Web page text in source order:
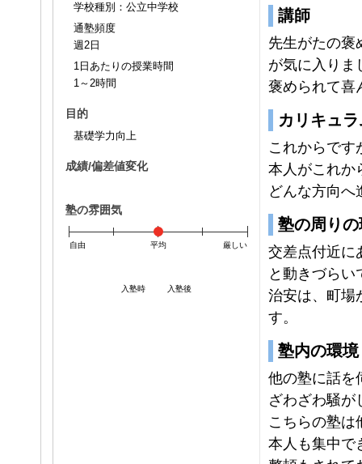
学校種別：公立中学校
通塾頻度
週2日
1日あたりの授業時間
1～2時間
目的
基礎学力向上
成績/偏差値変化
入塾時 入塾後
塾の雰囲気
自由 平均 厳しい
講師
先生がたの褒
が気に入りま
褒められて喜
カリキュ
これからです
本人がこれか
どんな方向へ
塾の周り
交差点付近に
と動きづらい
治安は、町場
す。
塾内の環境
他の塾に話を
ざわざわ騒が
こちらの塾は
本人も集中で